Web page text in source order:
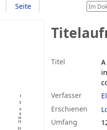
Seite
Titel
Verfasser
Erschienen
Umfang